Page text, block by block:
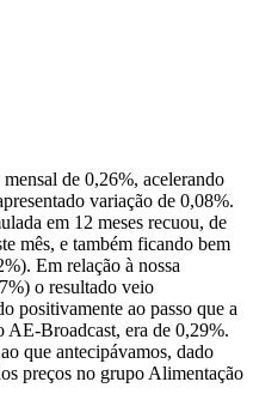
de 0,26%, acelerando
variação de 0,08%.
em 12 meses recuou, de
mês, e também ficando bem
Em relação à nossa
o resultado veio
positivamente ao passo que a
AE-Broadcast, era de 0,29%.
que antecipávamos, dado
preços no grupo Alimentação